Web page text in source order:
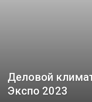
Деловой
Экспо 2023